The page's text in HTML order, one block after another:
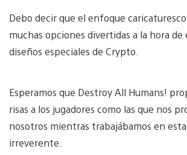
Debo decir que el enfoque
muchas opciones divertidas a la hora de
diseños especiales de Crypto.
Esperamos que Destroy All Humans!
risas a los jugadores como las que nos
nosotros mientras trabajábamos en
irreverente.